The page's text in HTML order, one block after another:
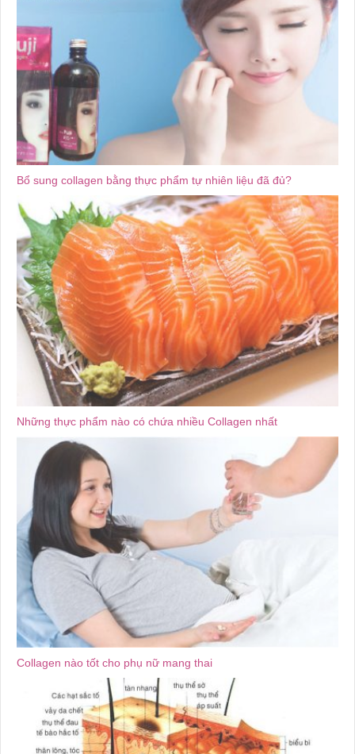
Bổ sung collagen bằng thực phẩm tự nhiên liệu đã đủ?
Những thực phẩm nào có chứa nhiều Collagen nhất
Collagen nào tốt cho phụ nữ mang thai